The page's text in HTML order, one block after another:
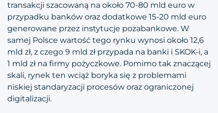
transakcji szacowaną na około 70-80 mld euro w
przypadku banków oraz dodatkowe 15-20 mld euro
generowane przez instytucje pozabankowe. W
samej Polsce wartość tego rynku wynosi około 12,6
mld zł, z czego 9 mld zł przypada na banki i SKOK-i, a
1 mld zł na firmy pożyczkowe. Pomimo tak znaczącej
skali, rynek ten wciąż boryka się z problemami
niskiej standaryzacji procesów oraz ograniczonej
digitalizacji.